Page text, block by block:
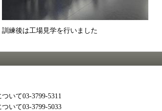
訓練後は工場見学を行いました
いて03-3799-5311
いて03-3799-5033